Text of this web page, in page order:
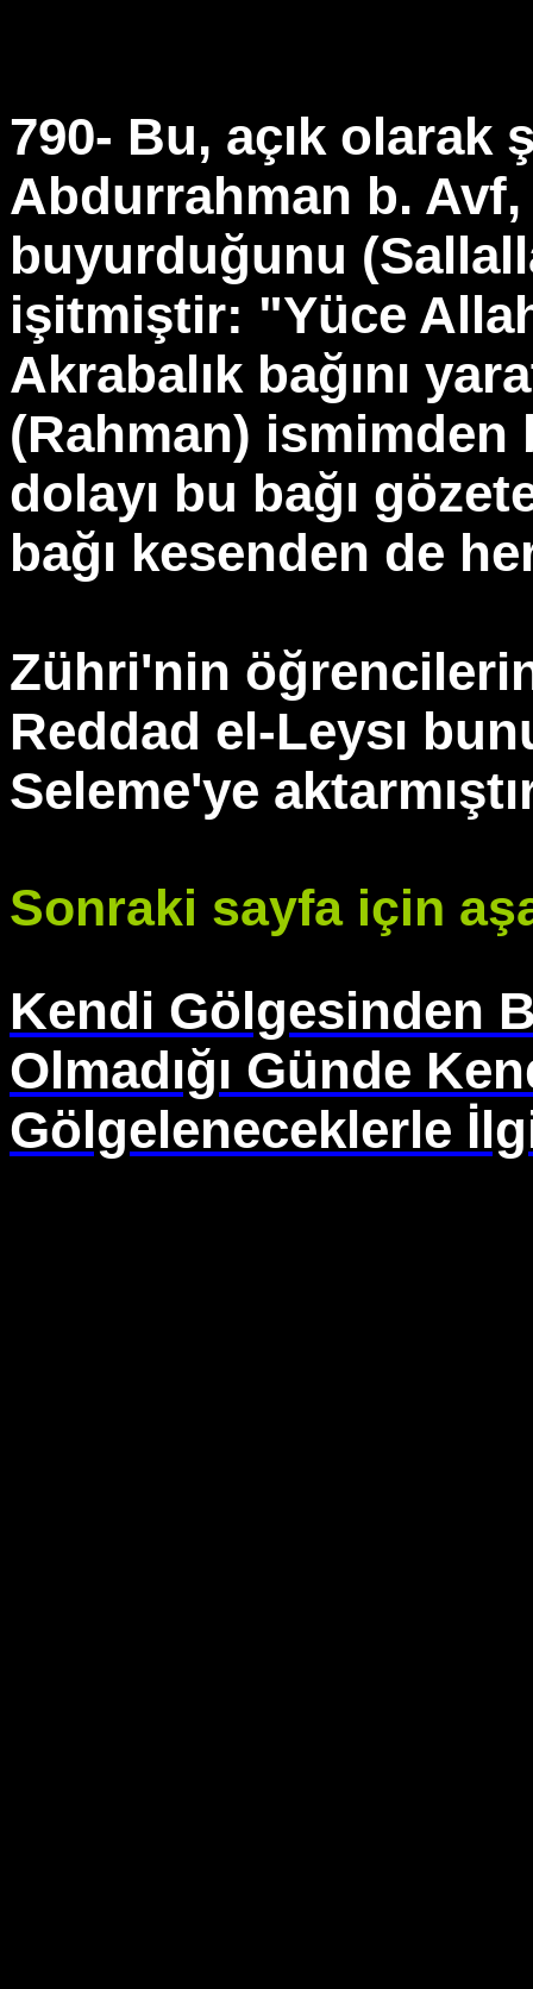
790- Bu, açık
Abdurrahman b.
buyurduğunu
işitmiştir: "Yüce
Akrabalık bağını
(Rahman)
dolayı bu bağı
bağı kesenden de
Zühri'nin
Reddad el-Leysı
Seleme'ye
Sonraki sayfa için
Kendi Gölgesinden
Olmadığı Günde
Gölgeleneceklerle